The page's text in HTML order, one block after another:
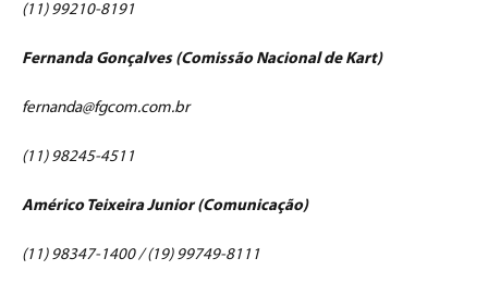
(11) 99210-8191
Fernanda Gonçalves (Comissão Nacional de Kart)
fernanda@fgcom.com.br
(11) 98245-4511
Américo Teixeira Junior (Comunicação)
(11) 98347-1400 / (19) 99749-8111